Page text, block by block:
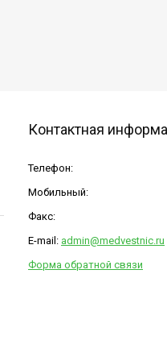
Контактная
Телефон:
Мобильный:
Факс:
E-mail: admin@medvestnic.ru
Форма обратной связи